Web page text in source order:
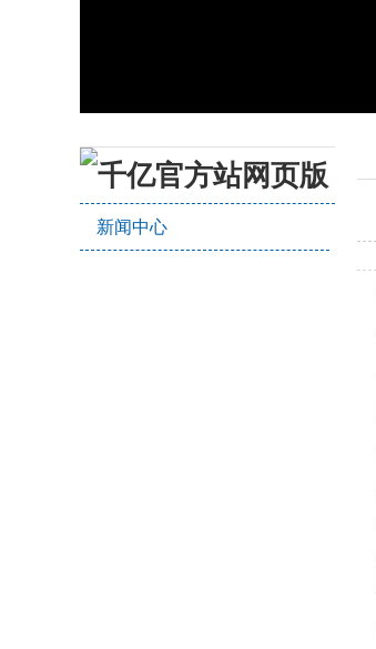
千亿官方站网页版
新闻中心